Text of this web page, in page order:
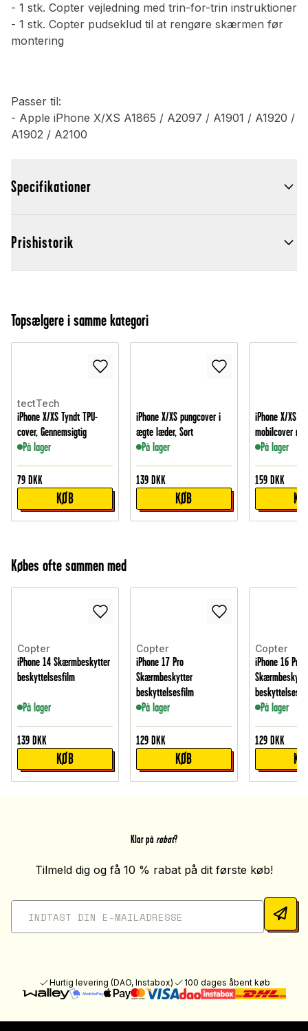
- 1 stk. Copter vejledning med trin-for-trin instruktioner
- 1 stk. Copter pudseklud til at rengøre skærmen før
montering
Passer til:
- Apple iPhone X/XS A1865 / A2097 / A1901 / A1920 /
A1902 / A2100
Specifikationer
Prishistorik
Topsælgere i samme kategori
tectTech
iPhone X/XS Tyndt TPU-
cover, Gennemsigtig
På lager
79 DKK
KØB
iPhone X/XS pungcover i
ægte læder, Sort
På lager
139 DKK
KØB
iPhone X/XS
mobilcover
På lager
159 DKK
Købes ofte sammen med
Copter
iPhone 14 Skærmbeskytter
beskyttelsesfilm
På lager
139 DKK
KØB
Copter
iPhone 17 Pro
Skærmbeskytter
beskyttelsesfilm
På lager
129 DKK
KØB
Copter
iPhone 16 Pro
På lager
129 DKK
Klar på rabat?
Tilmeld dig og få 10 % rabat på dit første køb!
Hurtig levering (DAO, Instabox) 100 dages åbent køb